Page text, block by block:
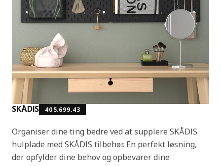
SKÅDIS 405.699.43
Organiser dine ting bedre ved at supplere SKÅDIS
hulplade med SKÅDIS tilbehør. En perfekt løsning,
der opfylder dine behov og opbevarer dine